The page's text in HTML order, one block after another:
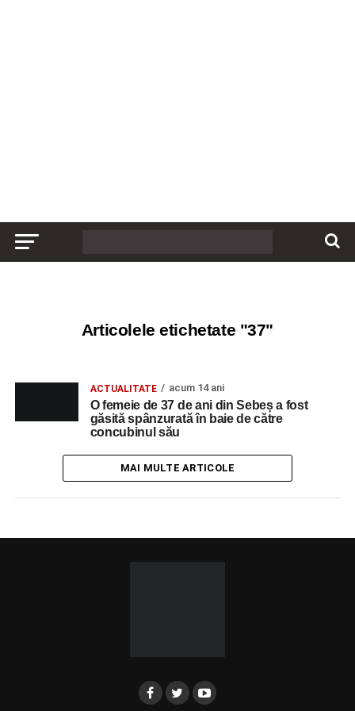
Articolele etichetate "37"
ACTUALITATE acum 14 ani
O femeie de 37 de ani din Sebeș a fost
găsită spânzurată în baie de către
concubinul său
MAI MULTE ARTICOLE